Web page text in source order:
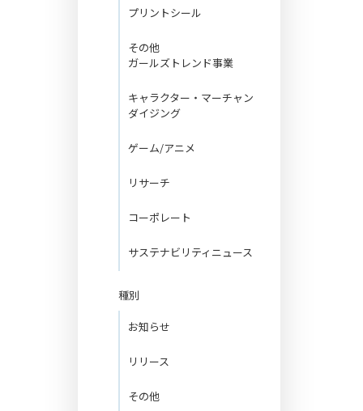
プリントシール
その他
ガールズトレンド事業
キャラクター・マーチャン
ダイジング
ゲーム/アニメ
リサーチ
コーポレート
サステナビリティニュース
種別
お知らせ
リリース
その他